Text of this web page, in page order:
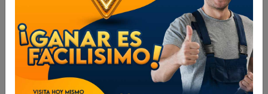
COPA TORX HEMBRA FORCE CUAD 1/2 E8
REF54608
SKU...45330500
DESCRIPCIÓN....
ESPECIFICACIONES